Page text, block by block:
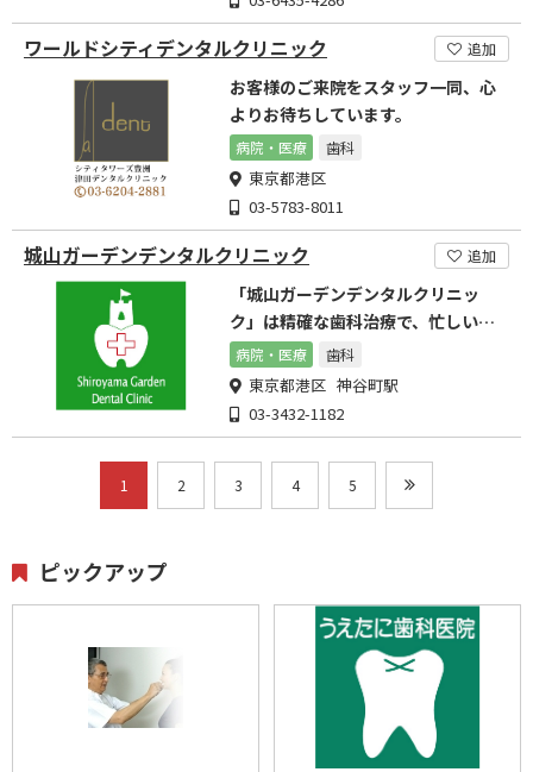
ワールドシティデンタルクリニック 追加
お客様のご来院をスタッフ一同、心
よりお待ちしています。
病院・医療 歯科
東京都港区
03-5783-8011
城山ガーデンデンタルクリニック 追加
「城山ガーデンデンタルクリニッ
ク」は精確な歯科治療で、忙しいビ
ジネスマンにも人気！
病院・医療 歯科
東京都港区 神谷町駅
03-3432-1182
1 2 3 4 5
ピックアップ